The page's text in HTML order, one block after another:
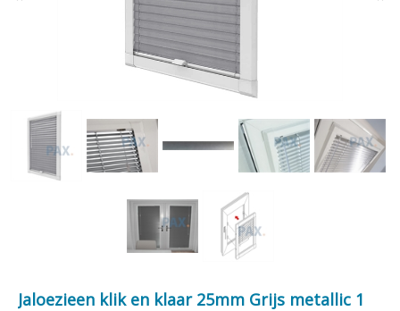
Jaloezieen klik en klaar 25mm Grijs metallic 1